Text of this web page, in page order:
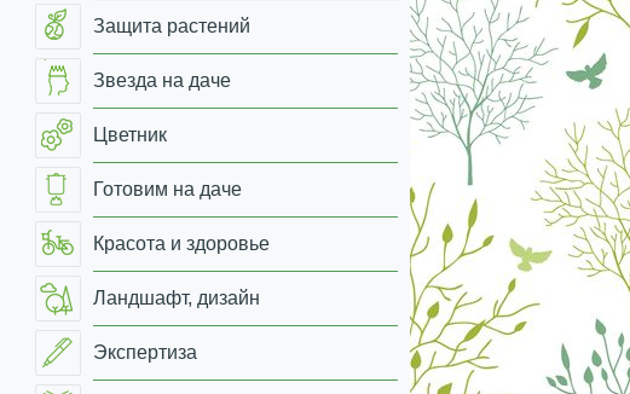
Защита растений
Звезда на даче
Цветник
Готовим на даче
Красота и здоровье
Ландшафт, дизайн
Экспертиза